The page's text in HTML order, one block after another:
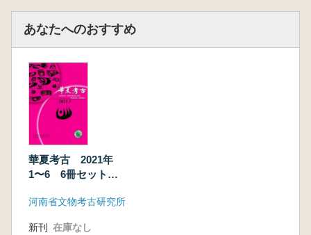
あなたへのおすすめ
華夏考古 2021年
1〜6 6冊セット
河南省文物考古研究所
新刊 在庫なし